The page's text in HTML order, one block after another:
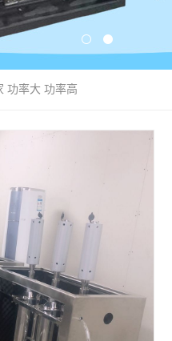
功率大 功率高